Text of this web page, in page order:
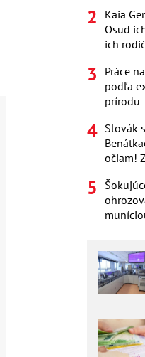
Kaia
Osud
ich
Práce
podľa
prírodu
Slovák
očiam!